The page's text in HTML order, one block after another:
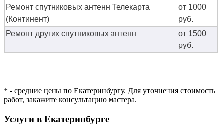
Ремонт спутниковых антенн Телекарта
(Континент)
от 1000
руб.
Ремонт других спутниковых антенн
от 1500
руб.
* - средние цены по Екатеринбургу. Для уточнения стоимость
работ, закажите консультацию мастера.
Услуги в Екатеринбурге